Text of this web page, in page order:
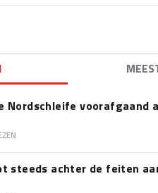
Nordschleife voorafgaand
steeds achter de feiten